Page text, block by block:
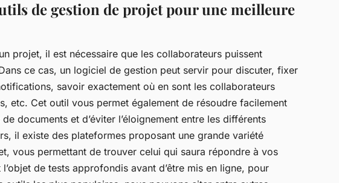
de gestion de projet pour une meilleure
projet, il est nécessaire que les collaborateurs puissent
ce cas, un logiciel de gestion peut servir pour discuter, fixer
savoir exactement où en sont les collaborateurs
etc. Cet outil vous permet également de résoudre facilement
documents et d’éviter l’éloignement entre les différents
il existe des plateformes proposant une grande variété
vous permettant de trouver celui qui saura répondre à vos
de tests approfondis avant d’être mis en ligne, pour